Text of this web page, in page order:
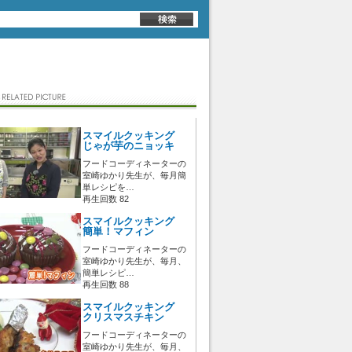
スマイルクッキング
じゃが芋のニョッキ
フードコーディネーターの
室崎ゆかり先生が、毎月簡
単レシピを…
再生回数 82
スマイルクッキング
簡単！マフィン
フードコーディネーターの
室崎ゆかり先生が、毎月、
簡単レシピ…
再生回数 88
スマイルクッキング
クリスマスチキン
フードコーディネーターの
室崎ゆかり先生が、毎月、